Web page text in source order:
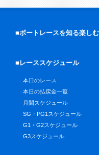
■ボートレースを知る楽しむ
■レーススケジュール
本日のレース
本日の払戻金一覧
月間スケジュール
SG・PG1スケジュール
G1・G2スケジュール
G3スケジュール